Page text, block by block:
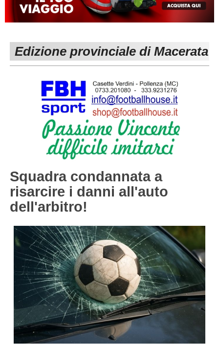
MACERATA
Carica la tua Rosa
ECCELLENZA
1^ CATEGORIA
3^ CATEGORIA
GIOVANILI
REGIONALI
Edizione provinciale di Macerata
Squadra condannata a
risarcire i danni all'auto
dell'arbitro!